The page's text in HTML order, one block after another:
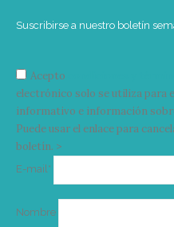
Suscribirse a nuestro boletín
Acepto
electrónico solo se utiliza para
informativo e información
Puede usar el enlace para
boletín. >
E-mail*
Nombre